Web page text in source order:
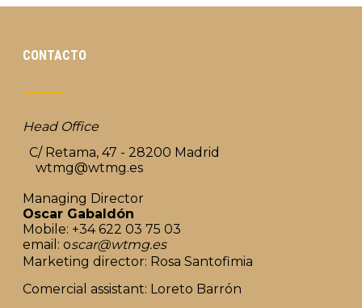
CONTACTO
Head Office
C/ Retama, 47 - 28200 Madrid
wtmg@wtmg.es
Managing Director
Oscar Gabaldón
Mobile: +34 622 03 75 03
email: oscar@wtmg.es
Marketing director: Rosa Santofimia
Comercial assistant: Loreto Barrón